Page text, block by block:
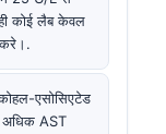
कोई लैब केवल
एसोसिएटेड
अधिक AST